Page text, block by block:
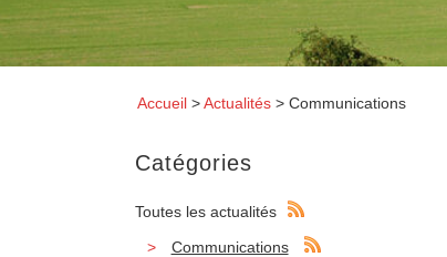
Accueil > Actualités > Communications
Catégories
Toutes les actualités
Communications